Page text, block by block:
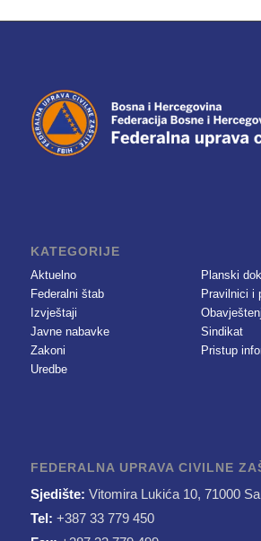
KATEGORIJE
Aktuelno
Federalni štab
Izvještaji
Javne nabavke
Zakoni
Uredbe
Planski
Pravilnici i
Sindikat
Pristup
FEDERALNA UPRAVA CIVILNE
Sjedište: Vitomira Lukića 10, 71000
Tel: +387 33 779 450